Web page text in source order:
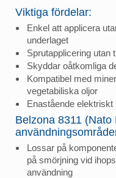
Viktiga fördelar:
Enkel att applicera
underlaget
Sprutapplicering utan
Skyddar oåtkomliga
Kompatibel med
vegetabiliska oljor
Enastående elektriskt
Belzona 8311
Lossar på
på smörjning vid
användning